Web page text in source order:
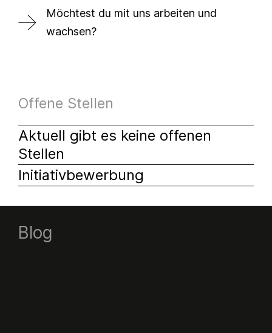
Möchtest du mit uns arbeiten und
wachsen?
Offene Stellen
Aktuell gibt es keine offenen
Stellen
Initiativbewerbung
Blog